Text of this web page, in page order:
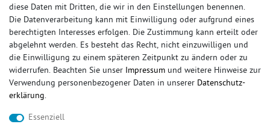
© Copyright 2026 Sportauspuff-Store.de - Alle Rechte vorbehalten.
Preisangaben inkl. gesetzlicher MwSt. und zzgl. Versandkosten
Das Internetportal für Sportendschalldämpfer, Komplettanlagen,
Rennsportanlagen, Sportendrohre, Universalteile, Fächerkrümmer,
Vorschalldämpfer, Sportkat, Ersatzrohr und Auspuffzubehör.
FOX, REMUS, FSW, FRIEDRICH MOTORSPORT, EISENMANN, ULTER
diese Daten mit Dritten, die wir in den Einstellungen benennen.
Die Datenverarbeitung kann mit Einwilligung oder aufgrund eines
berechtigten Interesses erfolgen. Die Zustimmung kann erteilt oder
abgelehnt werden. Es besteht das Recht, nicht einzuwilligen und
die Einwilligung zu einem späteren Zeitpunkt zu ändern oder zu
widerrufen. Beachten Sie unser Impressum und weitere Hinweise zur
Verwendung personenbezogener Daten in unserer Daten­schutz­
erklärung.
Essenziell